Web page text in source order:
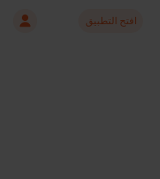
افتح التطبيق